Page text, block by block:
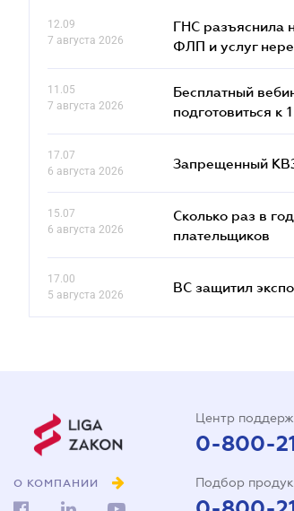
12.09
7 августа 2026
ГНС разъяснила
ФЛП и услуг
11.05
7 августа 2026
Бесплатный
подготовиться к
17.07
6 августа 2026
Запрещенный
15.07
6 августа 2026
Сколько раз в
плательщиков
17.00
5 августа 2026
ВС защитил
О КОМПАНИИ
Центр
0-800-
Подбор